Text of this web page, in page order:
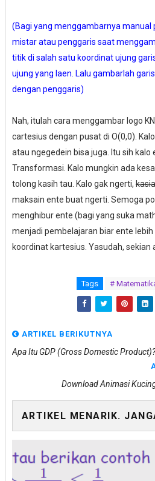
(Bagi yang menggambarnya manual
mistar atau penggaris saat
titik di salah satu koordinat ujung
ujung yang laen. Lalu gambarlah
dengan penggaris)
Nah, itulah cara menggambar logo
cartesius dengan pusat di O(0,0).
atau ngegedein bisa juga. Itu sih
Transformasi. Kalo mungkin ada
tolong kasih tau. Kalo gak ngerti,
maksain ente buat ngerti. Semoga
menghibur ente (bagi yang suka
menjadi pembelajaran biar ente
koordinat kartesius. Yasudah, sekian
Tags #
ARTIKEL BERIKUTNYA
Apa Itu GDP (Gross Domestic Product)?
Download Animasi
ARTIKEL MENARIK.